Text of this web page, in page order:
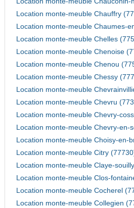
Location monte-meuble Chauffry
Location monte-meuble Chaumes-
Location monte-meuble Chelles
Location monte-meuble Chenoise
Location monte-meuble Chenou
Location monte-meuble Chessy
Location monte-meuble
Location monte-meuble Chevru
Location monte-meuble Chevry-
Location monte-meuble Chevry-en-
Location monte-meuble Choisy-en-
Location monte-meuble Citry
Location monte-meuble Claye-
Location monte-meuble Clos-
Location monte-meuble Cocherel
Location monte-meuble Collegien